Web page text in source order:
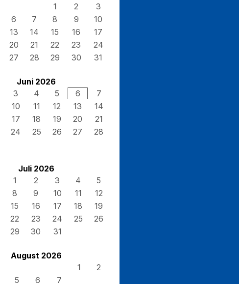
1
2
3
6 7 8 9
10
13 14 15 16
17
20 21 22 23
24
27 28 29 30 31
Juni 2026
3 4 5 6
7
10 11 12 13
14
17 18 19 20
21
24 25 26 27
28
Juli 2026
1
2 3 4
5
8 9 10 11
12
15 16 17 18
19
22 23 24 25
26
29 30 31
August 2026
1
2
5 6 7